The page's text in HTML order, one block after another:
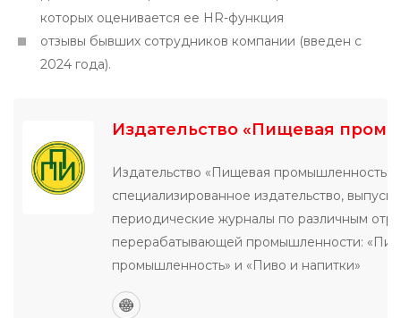
которых оценивается ее HR-функция
отзывы бывших сотрудников компании (введен с
2024 года).
Издательство «Пищевая
Издательство «Пищевая промышленность»
специализированное издательство,
периодические журналы по различным
перерабатывающей промышленности:
промышленность» и «Пиво и напитки»